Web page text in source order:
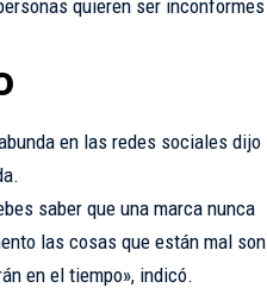
quieren ser inconformes
en las redes sociales dijo
saber que una marca nunca
las cosas que están mal son
en el tiempo», indicó.